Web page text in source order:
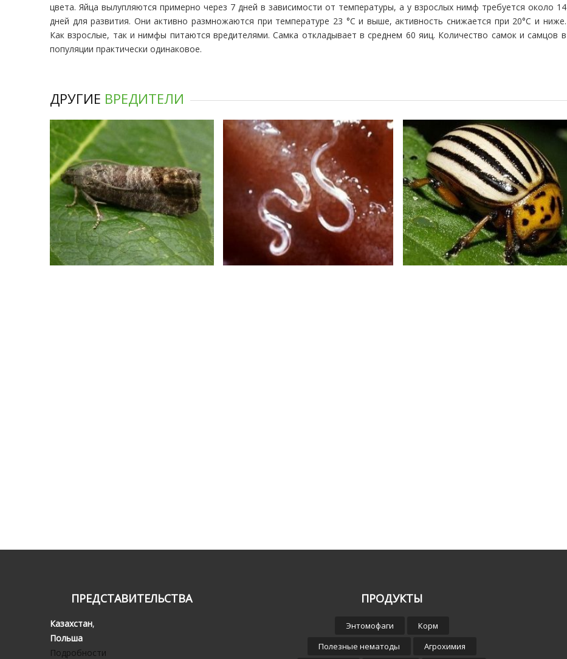
цвета. Яйца вылупляются примерно через 7 дней в зависимости от температуры, а у взрослых нимф требуется около 14
дней для развития. Они активно размножаются при температуре 23 °C и выше, активность снижается при 20°C и ниже.
Как взрослые, так и нимфы питаются вредителями. Самка откладывает в среднем 60 яиц. Количество самок и самцов в
популяции практически одинаковое.
ДРУГИЕ ВРЕДИТЕЛИ
ПРЕДСТАВИТЕЛЬСТВА
Казахстан,
Польша
Подробности
ПРОДУКТЫ
Энтомофаги
Корм
Полезные нематоды
Агрохимия